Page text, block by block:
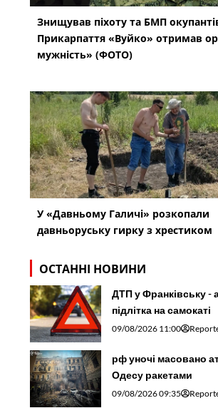
Знищував піхоту та БМП
Прикарпаття «Вуйко» отримав
мужність» (ФОТО)
У «Давньому Галичі» розкопали
давньоруську гирку з хрестиком
ОСТАННІ НОВИНИ
ДТП у Франківську -
підлітка на самокаті
09/08/2026 11:00
рф уночі масовано
Одесу ракетами
09/08/2026 09:35